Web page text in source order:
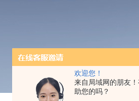
欢迎您！
来自局域网的朋友
助您的吗？